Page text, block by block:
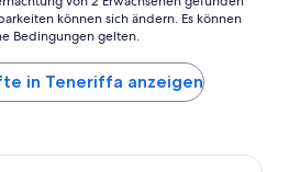
können sich ändern. Es können
Bedingungen gelten.
in Teneriffa anzeigen